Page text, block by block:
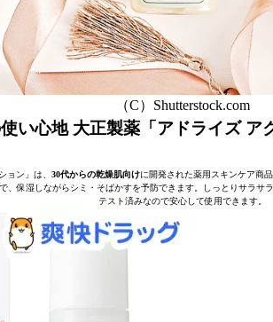
（C）Shutterstock.com
い心地 大正製薬「アドライズ ア
ョン」は、 30代からの乾燥肌向けに開発された薬用スキンケア商
、保湿しながらシミ・そばかすを予防できます。しっとりサラサ
テスト済みなので安心して使用できます。